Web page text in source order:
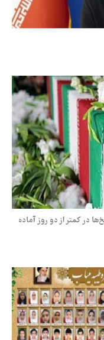
در کمتر از دو روز آماده